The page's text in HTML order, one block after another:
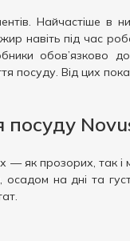
Найчастіше в
навіть під час
обов’язково
посуду. Від цих
посуду
— як прозорих, так
на дні та